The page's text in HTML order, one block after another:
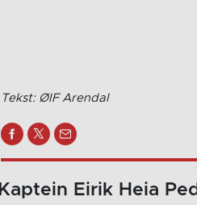
Tekst: ØIF Arendal
Kaptein Eirik Heia